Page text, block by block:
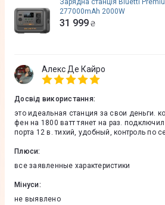
Зарядна станція Bluetti
277000mAh 2000W
31 999 ₴
Алекс Де Кайро
Досвід використання:
это идеальная станция за свои деньги.
фен на 1800 ватт тянет на раз.
порта 12 в. тихий, удобный, контроль по
Плюси:
все заявленные характеристики
Мінуси:
не выявлено